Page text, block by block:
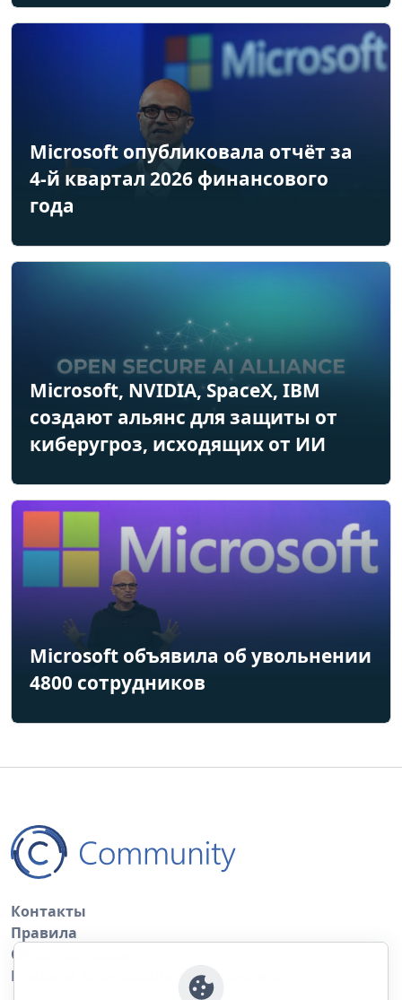
Microsoft опубликовала отчёт за
4-й квартал 2026 финансового
года
Microsoft, NVIDIA, SpaceX, IBM
создают альянс для защиты от
киберугроз, исходящих от ИИ
Microsoft объявила об увольнении
4800 сотрудников
Контакты
Правила
Обратная связь
Правила копирования материалов